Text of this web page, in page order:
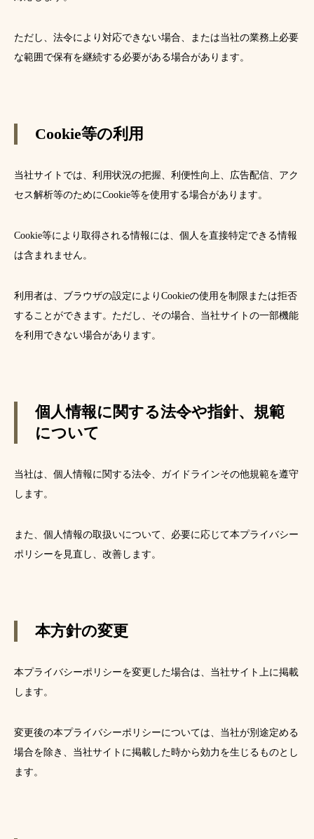
ただし、法令により対応できない場合、または当社の業務上必要
な範囲で保有を継続する必要がある場合があります。
Cookie等の利用
当社サイトでは、利用状況の把握、利便性向上、広告配信、アク
セス解析等のためにCookie等を使用する場合があります。
Cookie等により取得される情報には、個人を直接特定できる情報
は含まれません。
利用者は、ブラウザの設定によりCookieの使用を制限または拒否
することができます。ただし、その場合、当社サイトの一部機能
を利用できない場合があります。
個人情報に関する法令や指針、規範
について
当社は、個人情報に関する法令、ガイドラインその他規範を遵守
します。
また、個人情報の取扱いについて、必要に応じて本プライバシー
ポリシーを見直し、改善します。
本方針の変更
本プライバシーポリシーを変更した場合は、当社サイト上に掲載
します。
変更後の本プライバシーポリシーについては、当社が別途定める
場合を除き、当社サイトに掲載した時から効力を生じるものとし
ます。